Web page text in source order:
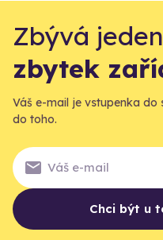
Zbývá
zbytek
Váš e-mail je vstupenka do
do toho.
Chci být u